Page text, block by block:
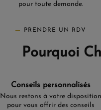
pour toute demande.
PRENDRE UN RDV
Pourquoi
Conseils personnalisés
Nous restons à votre disposition
pour vous offrir des conseils